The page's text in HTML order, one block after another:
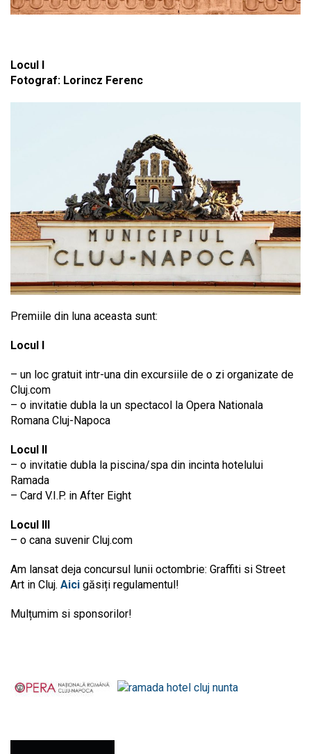
Locul I
Fotograf: Lorincz Ferenc
Premiile din luna aceasta sunt:
Locul I
– un loc gratuit intr-una din excursiile de o zi organizate de
Cluj.com
– o invitatie dubla la un spectacol la Opera Nationala
Romana Cluj-Napoca
Locul II
– o invitatie dubla la piscina/spa din incinta hotelului
Ramada
– Card V.I.P. in After Eight
Locul III
– o cana suvenir Cluj.com
Am lansat deja concursul lunii octombrie: Graffiti si Street
Art in Cluj. Aici găsiți regulamentul!
Mulțumim si sponsorilor!